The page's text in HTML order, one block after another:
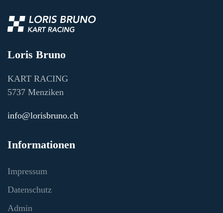
Loris Bruno
KART RACING
5737 Menziken
info@lorisbruno.ch
Informationen
Impressum
Datenschutz
Admin